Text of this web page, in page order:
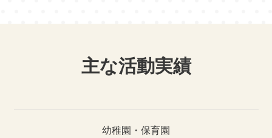
主な活動実績
幼稚園・保育園